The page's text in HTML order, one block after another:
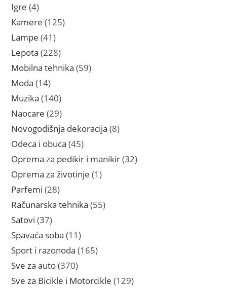
Igre 44
proizvoda
Kamere 125125
Lampe 4141
proizvod
Lepota 228228
proizvoda
Mobilna tehnika 5959
Moda 1414
proizvoda
Muzika 140140
proizvoda
Naocare 2929
proizvoda
Novogodišnja dekoracija 88
Odeca i obuca 4545
proizvoda
Oprema za pedikir i manikir 3232
Oprema za životinje 11
Parfemi 2828
proizvoda
Računarska tehnika 5555
Satovi 3737
proizvoda
Spavaća soba 1111
proizvoda
Sport i razonoda 165165
Sve za auto 370370
proizvoda
Sve za Bicikle i Motorcikle 129129